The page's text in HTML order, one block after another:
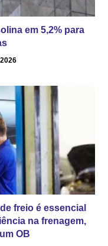
em 5,2% para
freio é essencial
na frenagem,
OB